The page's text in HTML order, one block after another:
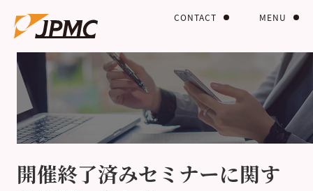
MENU
CONTACT
開催終了済みセミナーに関す